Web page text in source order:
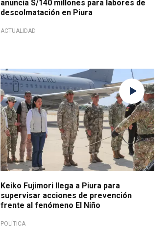
anuncia S/140 millones para labores de
descolmatación en Piura
ACTUALIDAD
Visita oficial
Keiko Fujimori llega a Piura para
supervisar acciones de prevención
frente al fenómeno El Niño
POLÍTICA